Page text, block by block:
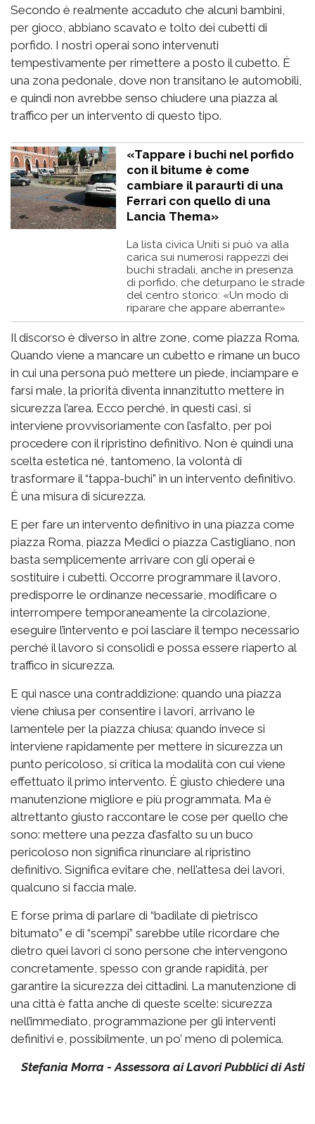
Secondo è realmente accaduto che alcuni bambini,
per gioco, abbiano scavato e tolto dei cubetti di
porfido. I nostri operai sono intervenuti
tempestivamente per rimettere a posto il cubetto. È
una zona pedonale, dove non transitano le automobili,
e quindi non avrebbe senso chiudere una piazza al
traffico per un intervento di questo tipo.
«Tappare i buchi nel porfido
con il bitume è come
cambiare il paraurti di una
Ferrari con quello di una
Lancia Thema»
La lista civica Uniti si può va alla
carica sui numerosi rappezzi dei
buchi stradali, anche in presenza
di porfido, che deturpano le strade
del centro storico: «Un modo di
riparare che appare aberrante»
Il discorso è diverso in altre zone, come piazza Roma.
Quando viene a mancare un cubetto e rimane un buco
in cui una persona può mettere un piede, inciampare e
farsi male, la priorità diventa innanzitutto mettere in
sicurezza l’area. Ecco perché, in questi casi, si
interviene provvisoriamente con l’asfalto, per poi
procedere con il ripristino definitivo. Non è quindi una
scelta estetica né, tantomeno, la volontà di
trasformare il “tappa-buchi” in un intervento definitivo.
È una misura di sicurezza.
E per fare un intervento definitivo in una piazza come
piazza Roma, piazza Medici o piazza Castigliano, non
basta semplicemente arrivare con gli operai e
sostituire i cubetti. Occorre programmare il lavoro,
predisporre le ordinanze necessarie, modificare o
interrompere temporaneamente la circolazione,
eseguire l’intervento e poi lasciare il tempo necessario
perché il lavoro si consolidi e possa essere riaperto al
traffico in sicurezza.
E qui nasce una contraddizione: quando una piazza
viene chiusa per consentire i lavori, arrivano le
lamentele per la piazza chiusa; quando invece si
interviene rapidamente per mettere in sicurezza un
punto pericoloso, si critica la modalità con cui viene
effettuato il primo intervento. È giusto chiedere una
manutenzione migliore e più programmata. Ma è
altrettanto giusto raccontare le cose per quello che
sono: mettere una pezza d’asfalto su un buco
pericoloso non significa rinunciare al ripristino
definitivo. Significa evitare che, nell’attesa dei lavori,
qualcuno si faccia male.
E forse prima di parlare di “badilate di pietrisco
bitumato” e di “scempi” sarebbe utile ricordare che
dietro quei lavori ci sono persone che intervengono
concretamente, spesso con grande rapidità, per
garantire la sicurezza dei cittadini. La manutenzione di
una città è fatta anche di queste scelte: sicurezza
nell’immediato, programmazione per gli interventi
definitivi e, possibilmente, un po’ meno di polemica.
Stefania Morra - Assessora ai Lavori Pubblici di Asti